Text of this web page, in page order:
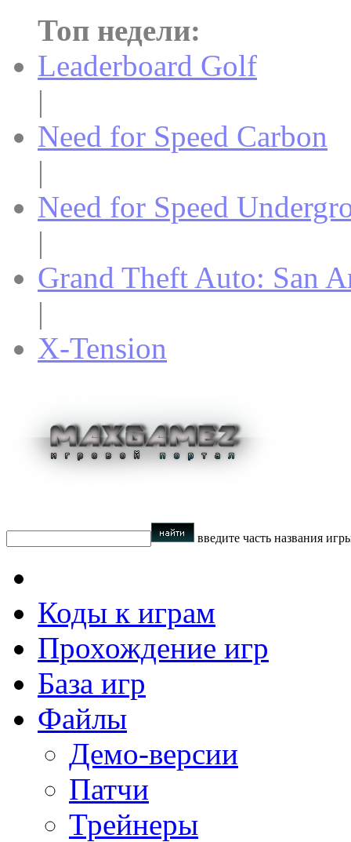
Топ недели:
Leaderboard Golf
|
Need for Speed Carbon
|
Need for Speed
|
Grand Theft Auto: San
|
X-Tension
введите часть названия
Коды к играм
Прохождение игр
База игр
Файлы
Демо-версии
Патчи
Трейнеры